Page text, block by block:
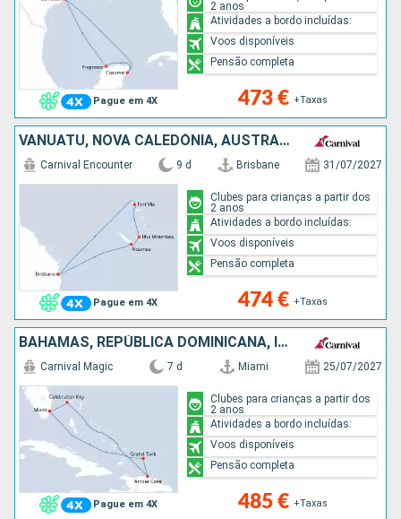
Pague em 4X 473 € +Taxas
2 anos
Atividades a bordo incluídas:
Voos disponíveis
Pensão completa
VANUATU, NOVA CALEDÓNIA, AUSTRALIA
Pague em 4X
Carnival Encounter 9 d Brisbane 31/07/2027
474 € +Taxas
Clubes para crianças a partir dos
2 anos
Atividades a bordo incluídas:
Voos disponíveis
Pensão completa
BAHAMAS, REPÚBLICA DOMINICANA, ILHAS TURCAS E CAICOS, ESTADOS UNIDOS
Pague em 4X
Carnival Magic 7 d Miami 25/07/2027
485 € +Taxas
Clubes para crianças a partir dos
2 anos
Atividades a bordo incluídas:
Voos disponíveis
Pensão completa